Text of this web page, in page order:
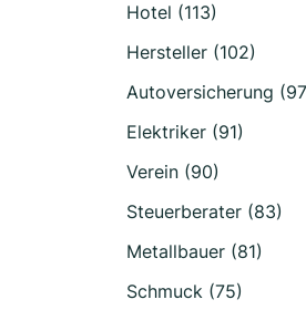
Hotel (113)
Hersteller (102)
Autoversicherung
Elektriker (91)
Verein (90)
Steuerberater (83)
Metallbauer (81)
Schmuck (75)